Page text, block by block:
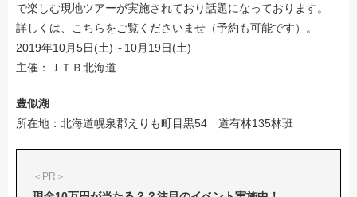
で楽しむ現地ツアーが実施されており話題になっております。
詳しくは、 こちらをご覧くださいませ（予約も可能です）。
2019年10月5日(土)～10月19日(土)
主催：ＪＴＢ北海道
豊似湖
所在地：北海道幌泉郡えりも町目黒54 道有林135林班
＜PR＞